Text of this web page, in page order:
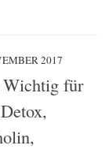
2017
für